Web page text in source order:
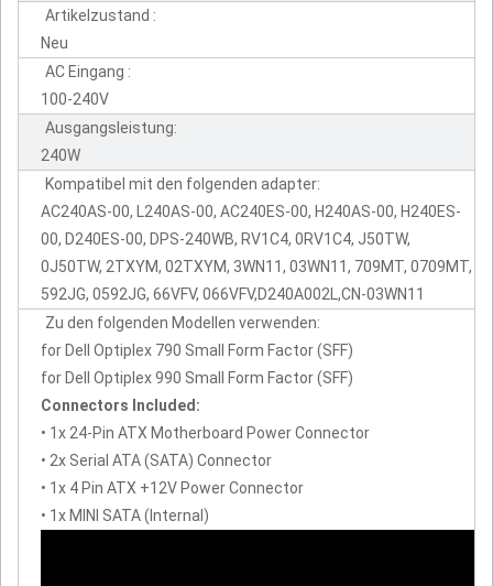
Artikelzustand :
Neu
AC Eingang :
100-240V
Ausgangsleistung:
240W
Kompatibel mit den folgenden adapter:
AC240AS-00, L240AS-00, AC240ES-00, H240AS-00, H240ES-
00, D240ES-00, DPS-240WB, RV1C4, 0RV1C4, J50TW,
0J50TW, 2TXYM, 02TXYM, 3WN11, 03WN11, 709MT, 0709MT,
592JG, 0592JG, 66VFV, 066VFV,D240A002L,CN-03WN11
Zu den folgenden Modellen verwenden:
for Dell Optiplex 790 Small Form Factor (SFF)
for Dell Optiplex 990 Small Form Factor (SFF)
Connectors Included:
• 1x 24-Pin ATX Motherboard Power Connector
• 2x Serial ATA (SATA) Connector
• 1x 4 Pin ATX +12V Power Connector
• 1x MINI SATA (Internal)